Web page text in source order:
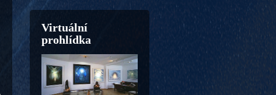
Virtuální
prohlídka